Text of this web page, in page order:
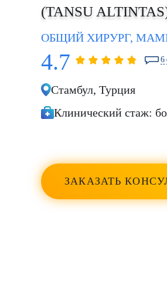
(TANSU
ОБЩИЙ ХИРУРГ,
4.7 6
Стамбул,Турция
Клинический стаж:
ЗАКАЗАТЬ
Рак
лікаря Тансу
залишилися
ми почали